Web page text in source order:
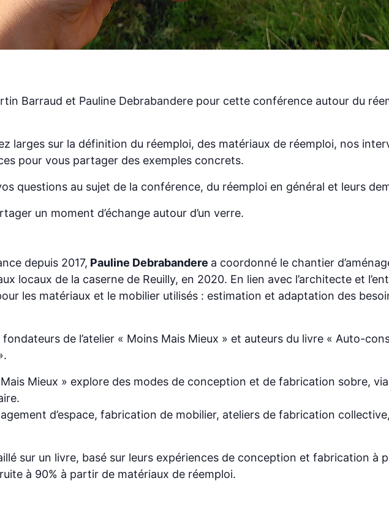
Barraud et Pauline Debrabandere pour cette conférence autour du
larges sur la définition du réemploi, des matériaux de réemploi, nos
pour vous partager des exemples concrets.
questions au sujet de la conférence, du réemploi en général et leurs
un moment d’échange autour d’un verre.
depuis 2017, Pauline Debrabandere a coordonné le chantier
locaux de la caserne de Reuilly, en 2020. En lien avec l’architecte et
les matériaux et le mobilier utilisés : estimation et adaptation des
fondateurs de l’atelier « Moins Mais Mieux » et auteurs du livre « Auto-
Mieux » explore des modes de conception et de fabrication sobre,
d’espace, fabrication de mobilier, ateliers de fabrication
sur un livre, basé sur leurs expériences de conception et fabrication à
à 90% à partir de matériaux de réemploi.